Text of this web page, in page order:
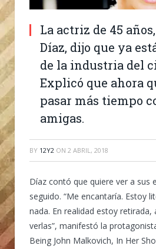
La actriz de 45
Díaz, dijo que ya
de la industria del
Explicó que ahora
pasar más tiempo
amigas.
BY 12Y2 ON 2 ABRIL, 2018
Díaz contó que quiere ver a sus
seguido. “Me encantaría. Estoy
nada. En realidad estoy retirada,
verlas”, manifestó la
Being John Malkovich, In Her